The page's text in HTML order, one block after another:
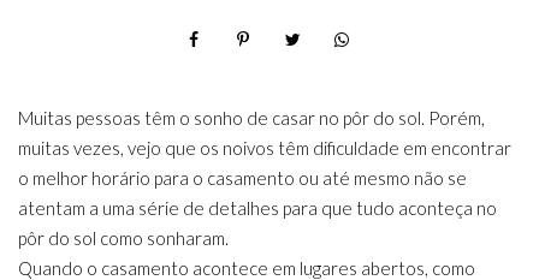
Muitas pessoas têm o sonho de casar no pôr do sol. Porém,
muitas vezes, vejo que os noivos têm dificuldade em encontrar
o melhor horário para o casamento ou até mesmo não se
atentam a uma série de detalhes para que tudo aconteça no
pôr do sol como sonharam.
Quando o casamento acontece em lugares abertos, como